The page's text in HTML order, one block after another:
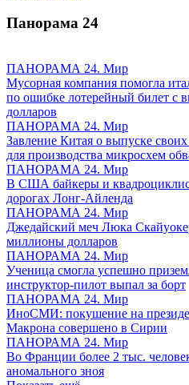
Панорама 24
ПАНОРАМА 24. Мир
Мусорная компания помогла
по ошибке лотерейный билет с
долларов
ПАНОРАМА 24. Мир
Завление Китая о выпуске
для производства микросхем
ПАНОРАМА 24. Мир
В США байкеры и
дорогах Лонг-Айленда
ПАНОРАМА 24. Мир
Джедайский меч Люка
миллионы долларов
ПАНОРАМА 24. Мир
Ученица смогла успешно
инструктор-пилот выпал за борт
ПАНОРАМА 24. Мир
ИноСМИ: покушение на
Макрона совершено в Сирии
ПАНОРАМА 24. Мир
Во Франции более 2 тыс.
аномального зноя